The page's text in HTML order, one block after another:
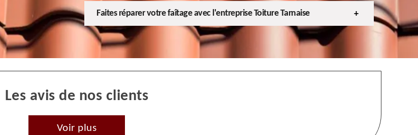
Faites réparer votre faîtage avec l'entreprise Toiture Tarnaise
Les avis de nos clients
Voir plus